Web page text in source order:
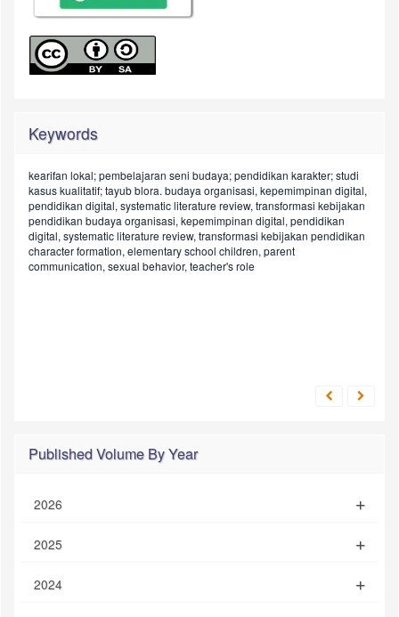
Keywords
kearifan lokal; pembelajaran seni budaya; pendidikan karakter; studi
kasus kualitatif; tayub blora. budaya organisasi, kepemimpinan digital,
pendidikan digital, systematic literature review, transformasi kebijakan
pendidikan budaya organisasi, kepemimpinan digital, pendidikan
digital, systematic literature review, transformasi kebijakan pendidikan
character formation, elementary school children, parent
communication, sexual behavior, teacher's role
Published Volume By Year
2026
2025
2024